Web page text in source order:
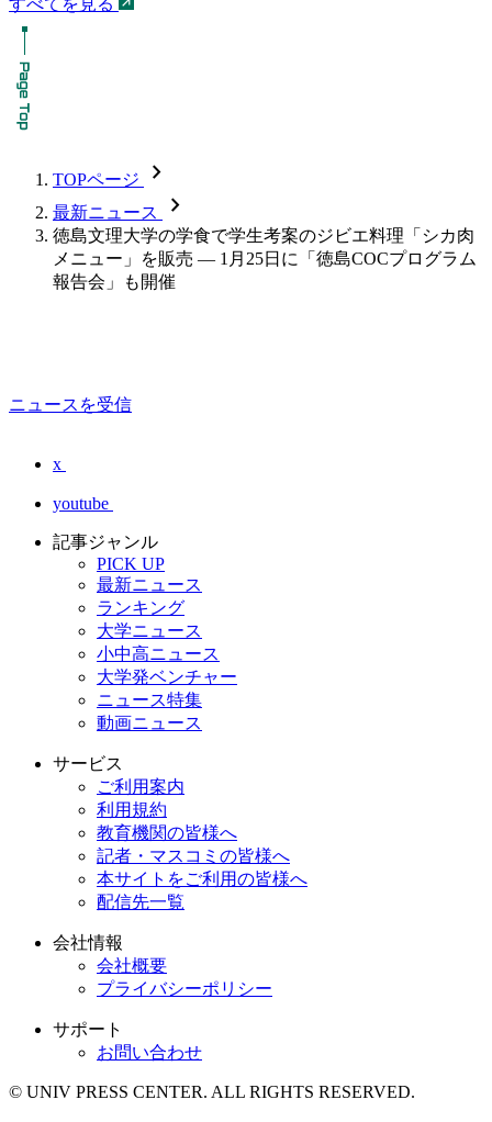
TOPページ chevron_forward
最新ニュース chevron_forward
徳島文理大学の学食で学生考案のジビエ料理「シカ肉
メニュー」を販売 — 1月25日に「徳島COCプログラム
報告会」も開催
ニュースを受信
x
youtube
記事ジャンル
PICK UP
最新ニュース
ランキング
大学ニュース
小中高ニュース
大学発ベンチャー
ニュース特集
動画ニュース
サービス
ご利用案内
利用規約
教育機関の皆様へ
記者・マスコミの皆様へ
本サイトをご利用の皆様へ
配信先一覧
会社情報
会社概要
プライバシーポリシー
サポート
お問い合わせ
© UNIV PRESS CENTER. ALL RIGHTS RESERVED.